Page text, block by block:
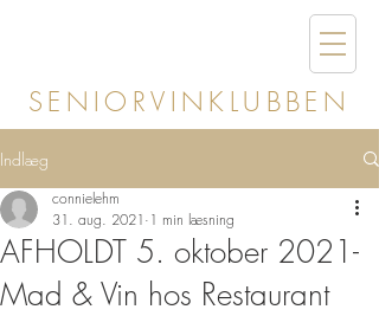
SENIORVINKLUBBEN
Indlæg
AFHOLDT 5. oktober 2021-
Mad & Vin hos Restaurant
connielehm
31. aug. 2021 1 min læsning